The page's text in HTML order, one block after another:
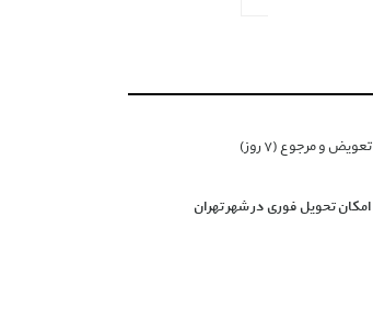
تعویض و مرجوع (۷ روز)
امکان تحویل فوری در شهر تهران